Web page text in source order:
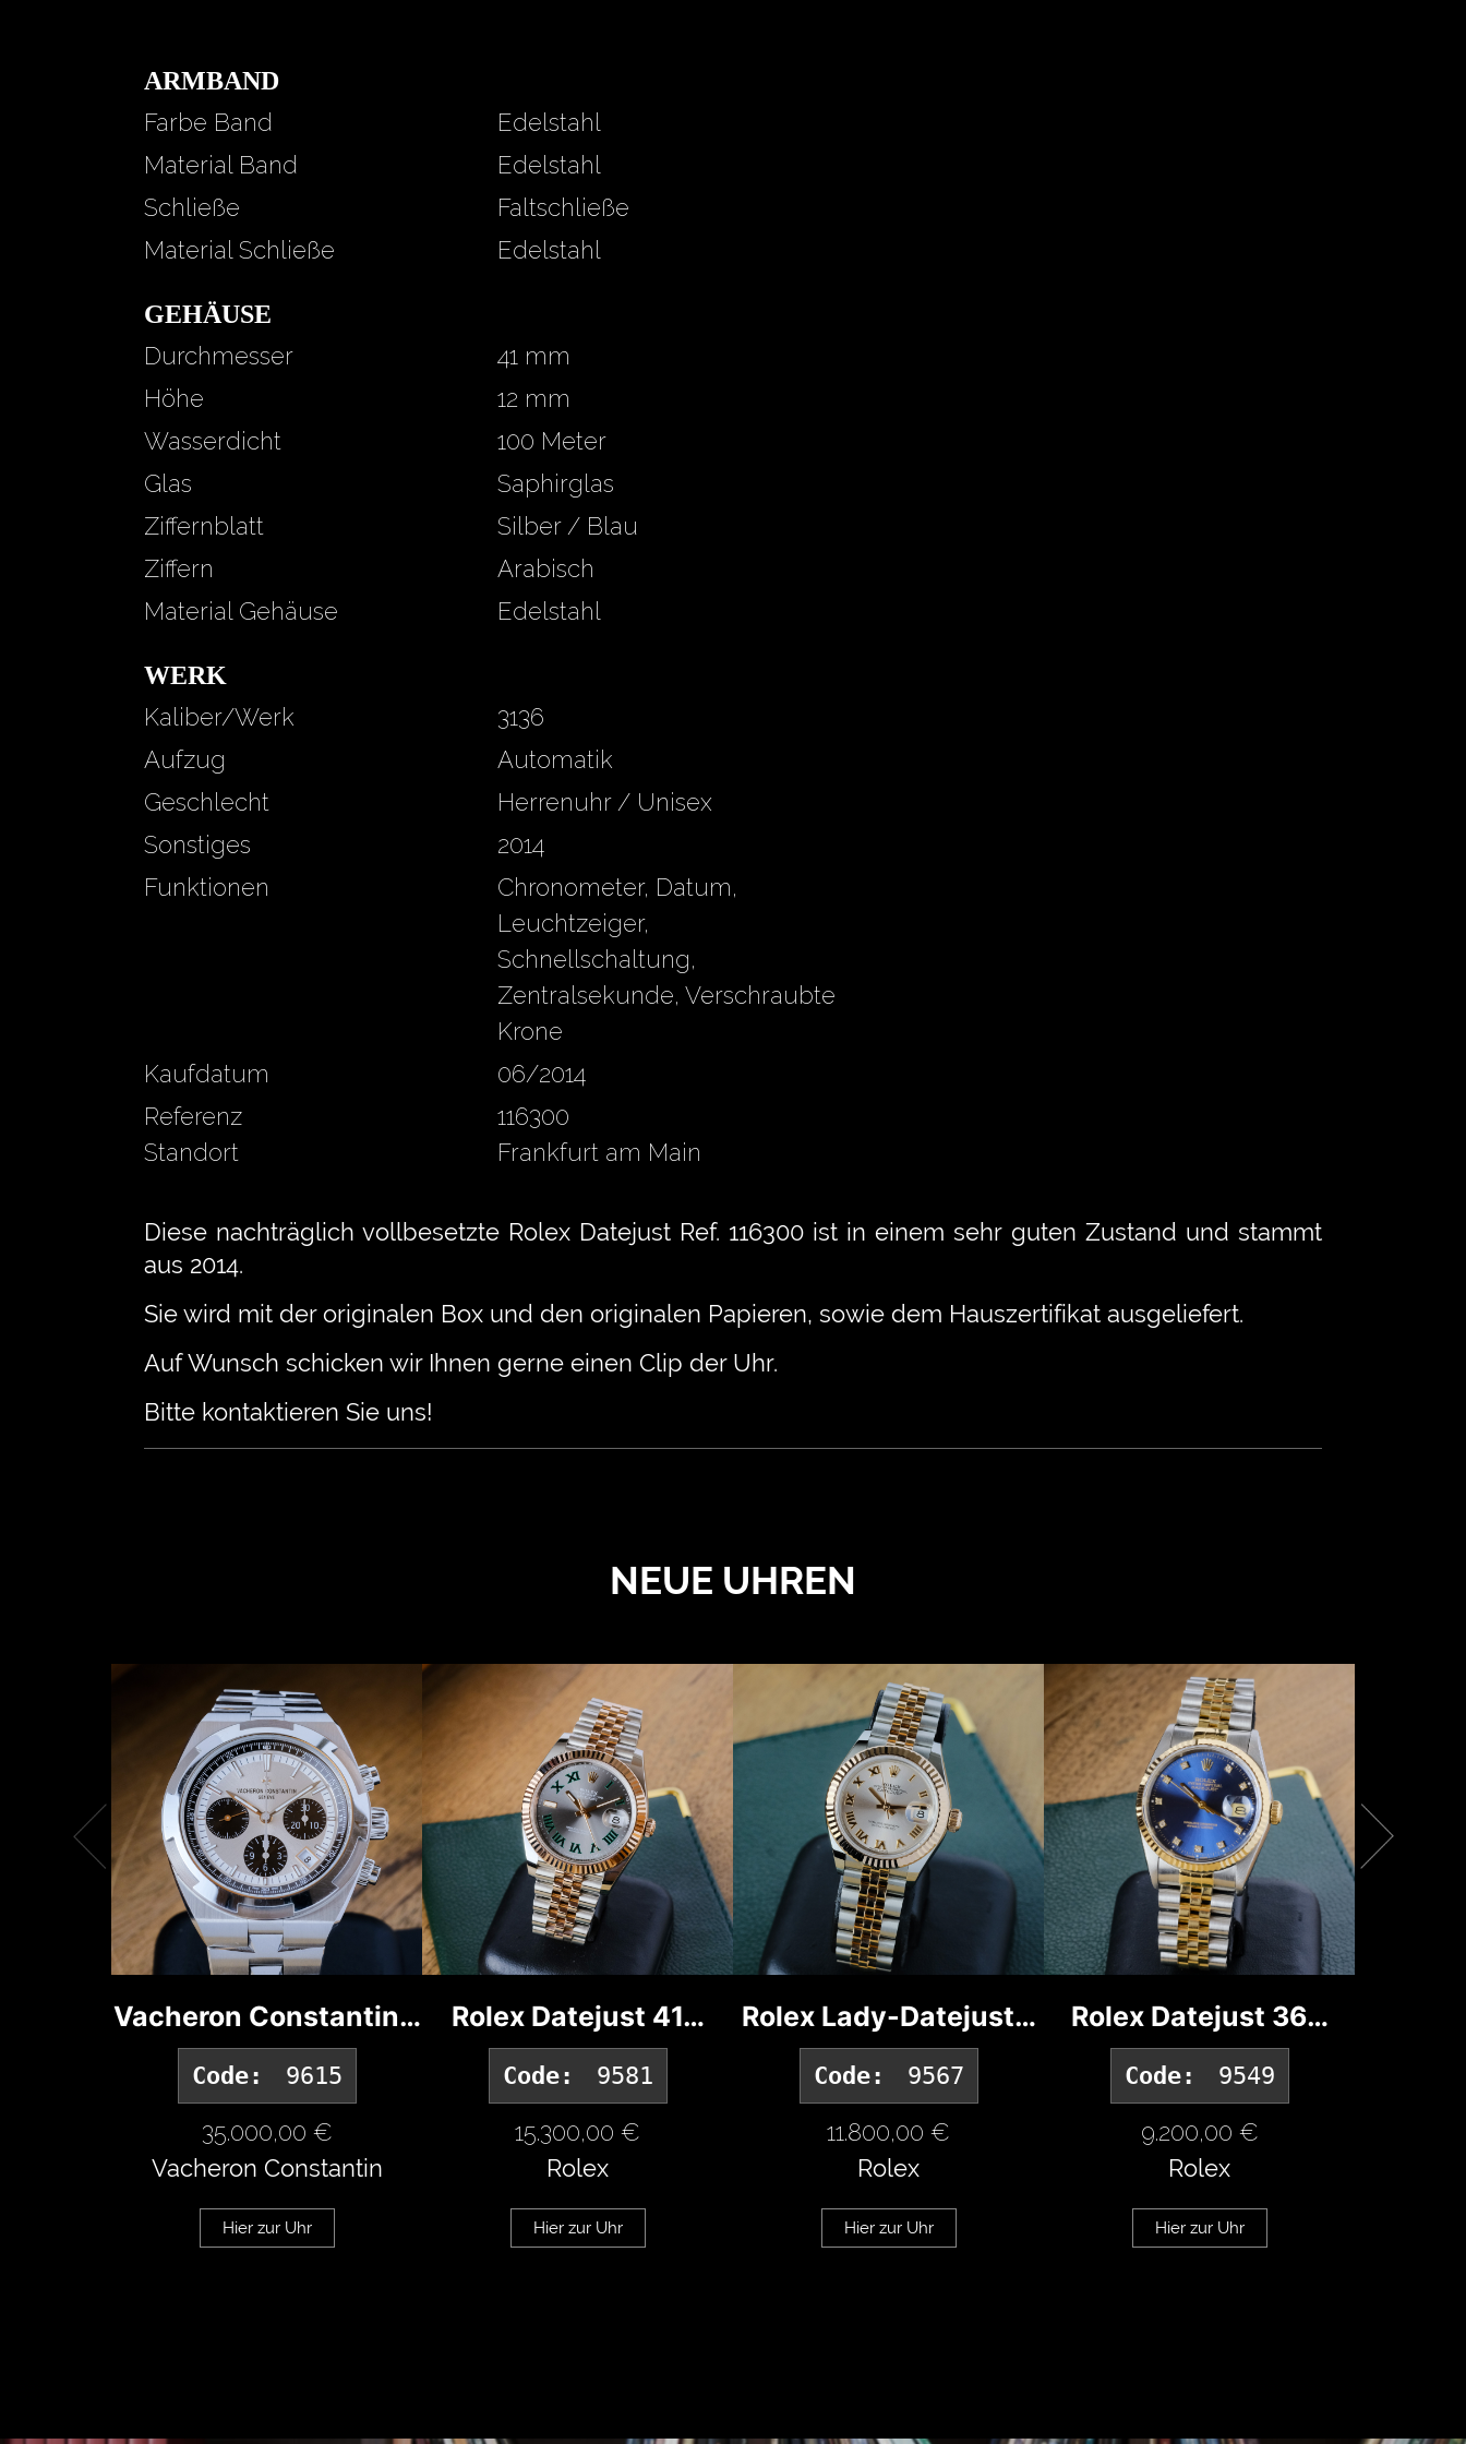
ARMBAND
Farbe Band
Edelstahl
Material Band
Edelstahl
Schließe
Faltschließe
Material Schließe
Edelstahl
GEHÄUSE
Durchmesser
41 mm
Höhe
12 mm
Wasserdicht
100 Meter
Glas
Saphirglas
Ziffernblatt
Silber / Blau
Ziffern
Arabisch
Material Gehäuse
Edelstahl
WERK
Kaliber/Werk
3136
Aufzug
Automatik
Geschlecht
Herrenuhr / Unisex
Sonstiges
2014
Funktionen
Chronometer, Datum,
Leuchtzeiger,
Schnellschaltung,
Zentralsekunde, Verschraubte
Krone
Kaufdatum
06/2014
Referenz
116300
Standort
Frankfurt am Main
Diese nachträglich vollbesetzte Rolex Datejust Ref. 116300 ist in einem sehr guten Zustand und stammt
aus 2014.
Sie wird mit der originalen Box und den originalen Papieren, sowie dem Hauszertifikat ausgeliefert.
Auf Wunsch schicken wir Ihnen gerne einen Clip der Uhr.
Bitte kontaktieren Sie uns!
NEUE UHREN
Vacheron Constantin…
Code: 9615
35.000,00 €
Vacheron Constantin
Hier zur Uhr
Rolex Datejust 41…
Code: 9581
15.300,00 €
Rolex
Hier zur Uhr
Rolex Lady-Datejust…
Code: 9567
11.800,00 €
Rolex
Hier zur Uhr
Rolex Datejust 36…
Code: 9549
9.200,00 €
Rolex
Hier zur Uhr